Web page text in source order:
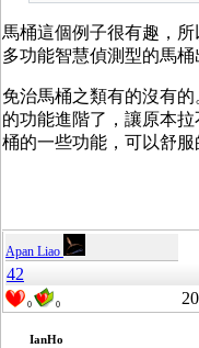
馬桶這個例子很有趣，
多功能智慧偵測型的馬桶
免治馬桶之類有的沒有
的功能進階了，讓原本
桶的一些功能，可以舒服
Apan Liao
42
0 0
IanHo